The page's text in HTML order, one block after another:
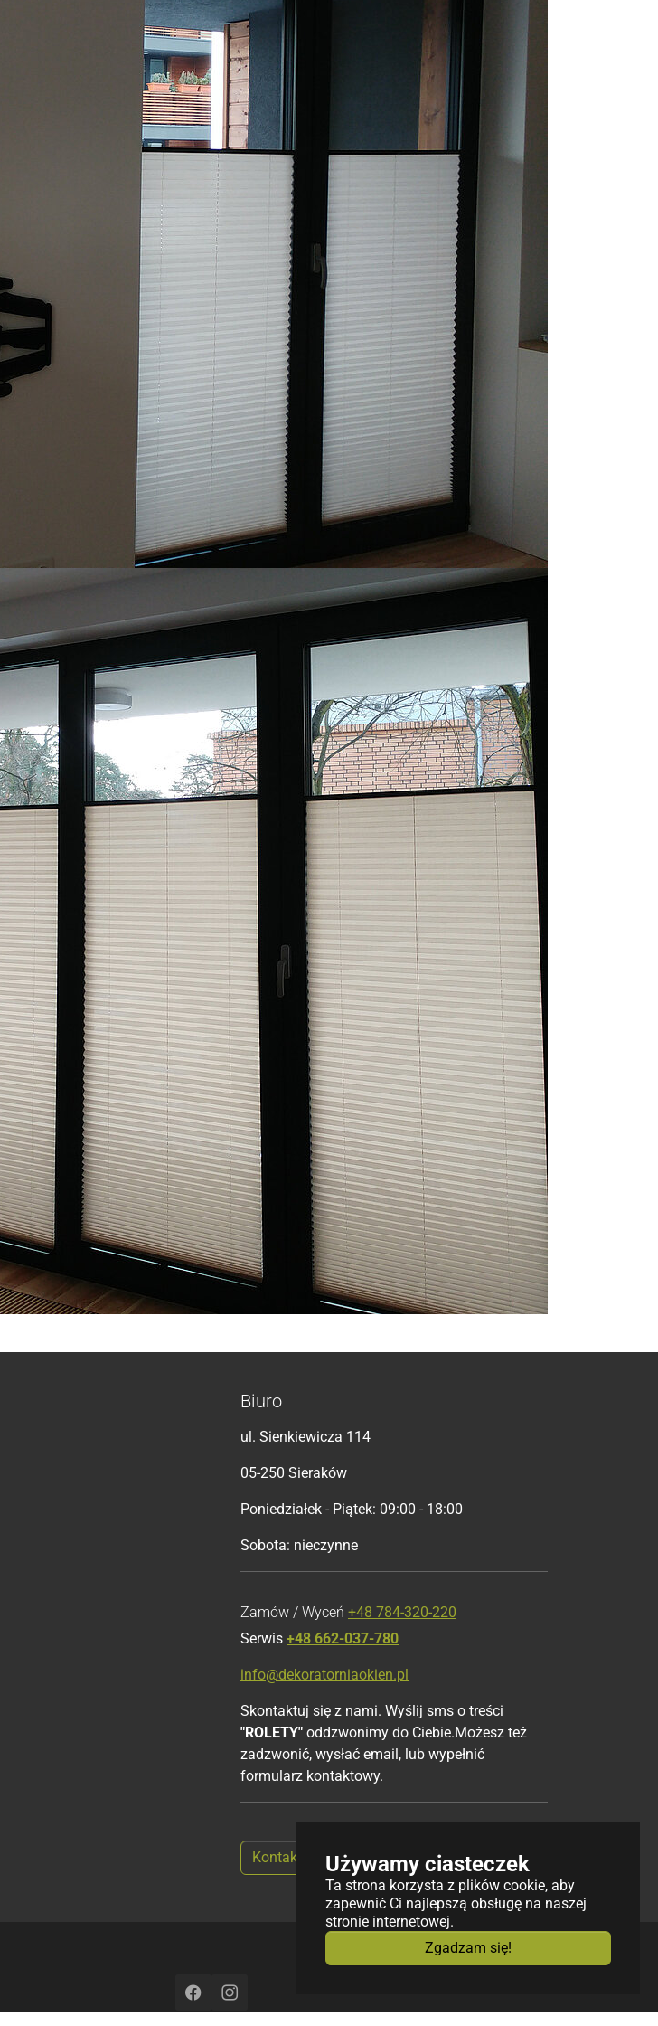
Używamy ciasteczek
Ta strona korzysta z plików cookie, aby
zapewnić Ci najlepszą obsługę na naszej
stronie internetowej.
Zgadzam się!
Biuro
ul. Sienkiewicza 114
05-250 Sieraków
Poniedziałek - Piątek: 09:00 - 18:00
Sobota: nieczynne
Zamów / Wyceń +48 784-320-220
Serwis +48 662-037-780
info@dekoratorniaokien.pl
Skontaktuj się z nami. Wyślij sms o treści
"ROLETY" oddzwonimy do Ciebie.Możesz też
zadzwonić, wysłać email, lub wypełnić
formularz kontaktowy.
Kontakt przez formularz
FacebookInstagram